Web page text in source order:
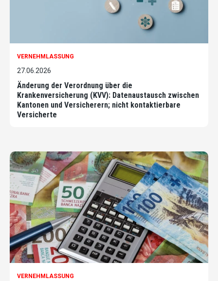
VERNEHMLASSUNG
27.06.2026
Änderung der Verordnung über die
Krankenversicherung (KVV): Datenaustausch zwischen
Kantonen und Versicherern; nicht kontaktierbare
Versicherte
VERNEHMLASSUNG